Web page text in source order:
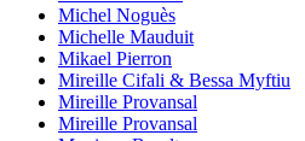
Michel Noguès
Michelle Mauduit
Mikael Pierron
Mireille Cifali & Bessa Myftiu
Mireille Provansal
Mireille Provansal